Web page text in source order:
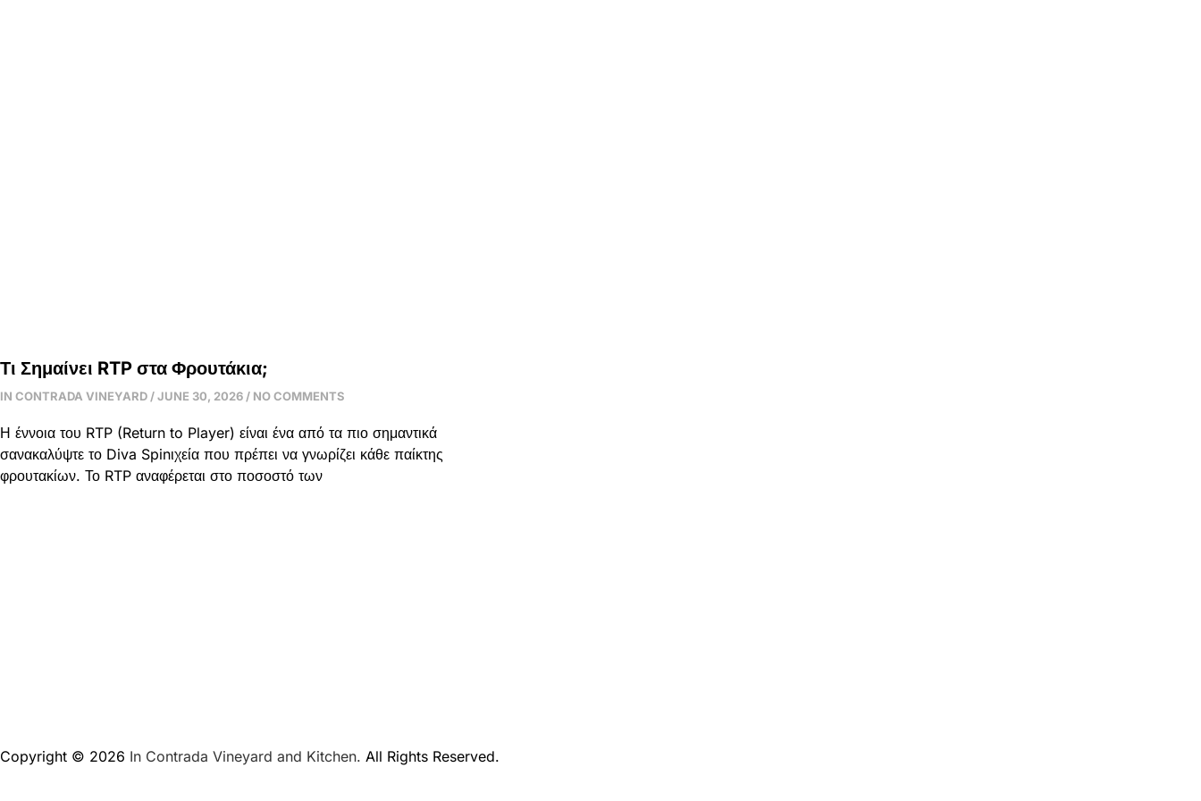
Τι Σημαίνει RTP στα Φρουτάκια;
IN CONTRADA VINEYARD JUNE 30, 2026 NO COMMENTS
Η έννοια του RTP (Return to Player) είναι ένα από τα πιο σημαντικά
σανακαλύψτε το Diva Spinιχεία που πρέπει να γνωρίζει κάθε παίκτης
φρουτακίων. Το RTP αναφέρεται στο ποσοστό των
Copyright © 2026 In Contrada Vineyard and Kitchen. All Rights Reserved.